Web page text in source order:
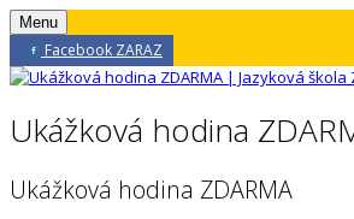
Menu
Facebook ZARAZ
Ukážková hodina
Ukážková hodina ZDARMA